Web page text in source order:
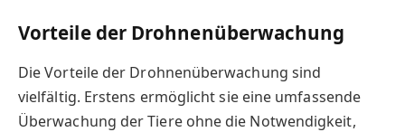
Vorteile der Drohnenüberwachung
Die Vorteile der Drohnenüberwachung sind
vielfältig. Erstens ermöglicht sie eine umfassende
Überwachung der Tiere ohne die Notwendigkeit,